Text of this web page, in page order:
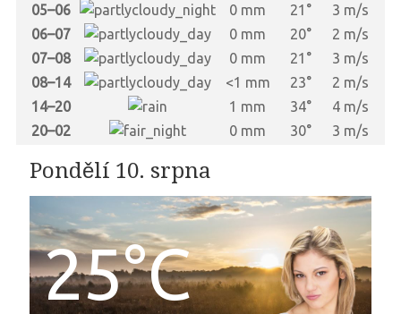
05–06
0 mm 21°
3 m/s
06–07
0 mm 20°
2 m/s
07–08
0 mm 21°
3 m/s
08–14
<1 mm 23°
2 m/s
14–20
1 mm 34°
4 m/s
20–02
0 mm 30° 3 m/s
Pondělí 10. srpna
25°C